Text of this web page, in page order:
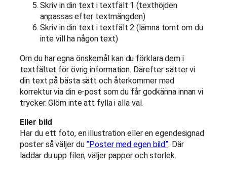
Skriv in din text i textfält 1 (texthöjden
anpassas efter textmängden)
Skriv in din text i textfält 2 (lämna tomt om du
inte vill ha någon text)
Om du har egna önskemål kan du förklara dem i
textfältet för övrig information. Därefter sätter vi
din text på bästa sätt och återkommer med
korrektur via din e-post som du får godkänna innan vi
trycker. Glöm inte att fylla i alla val.
Eller bild
Har du ett foto, en illustration eller en egendesignad
poster så väljer du ”Poster med egen bild”. Där
laddar du upp filen, väljer papper och storlek.
Upplevelse
För att vår
hemsida
ska prestera
så bra som
möjligt
under ditt
besök. Om
du nekar de
här kakorna
viss
funktionalitet
att försvinna
från
hemsidan.